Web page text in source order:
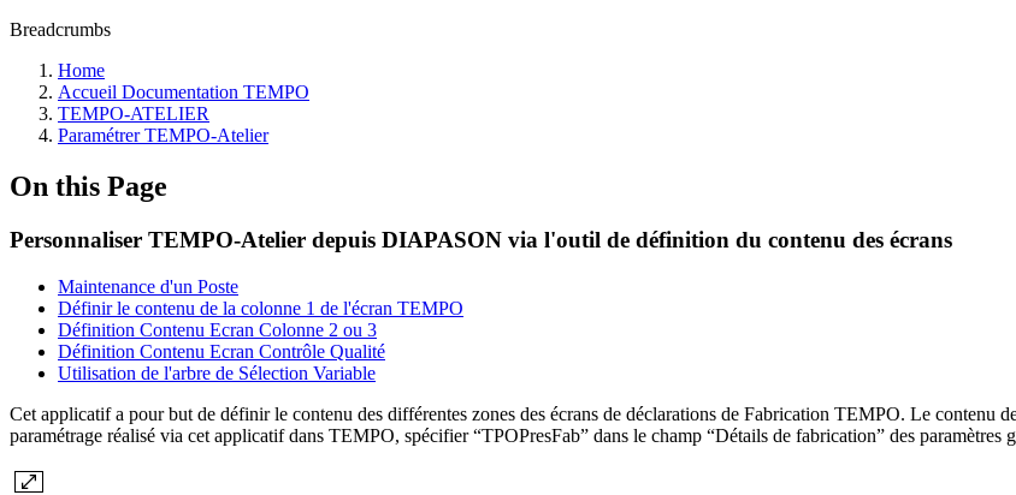
Breadcrumbs
Home
Accueil Documentation TEMPO
TEMPO-ATELIER
Paramétrer TEMPO-Atelier
On this Page
Personnaliser TEMPO-Atelier depuis DIAPASON via l'outil de définition du contenu des écrans
Maintenance d'un Poste
Définir le contenu de la colonne 1 de l'écran TEMPO
Définition Contenu Ecran Colonne 2 ou 3
Définition Contenu Ecran Contrôle Qualité
Utilisation de l'arbre de Sélection Variable
Cet applicatif a pour but de définir le contenu des différentes zones des écrans de déclarations de Fabrication TEMPO. Le contenu
paramétrage réalisé via cet applicatif dans TEMPO, spécifier “TPOPresFab” dans le champ “Détails de fabrication” des